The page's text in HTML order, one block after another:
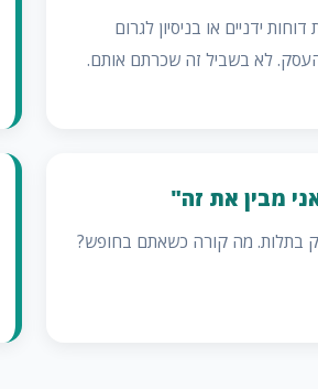
ידניים או בניסיון לגרום
לא בשביל זה שכרתם אותם.
מבין את זה"
בתלות. מה קורה כשאתם בחופש?